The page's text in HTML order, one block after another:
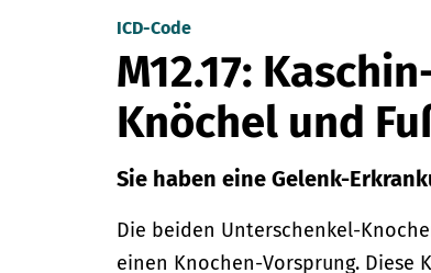
ICD-Code
M12.17:
Knöchel und
Sie haben eine Gelenk-
Die beiden Unterschenkel-
einen Knochen-Vorsprung. Diese